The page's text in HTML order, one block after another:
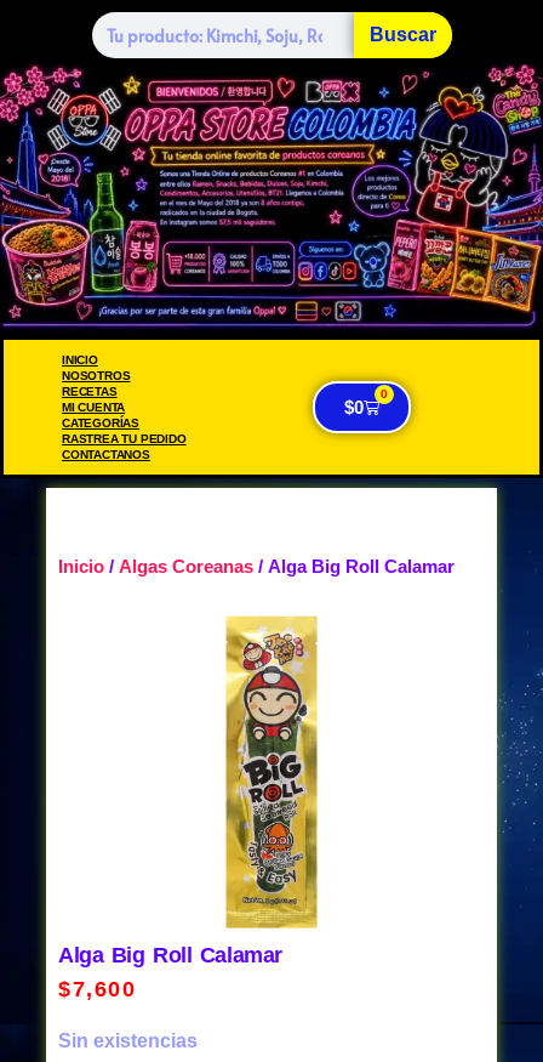
Buscar
INICIO
NOSOTROS
RECETAS
MI CUENTA
CATEGORÍAS
RASTREA TU PEDIDO
CONTACTANOS
$0
0
Inicio / Algas Coreanas / Alga Big Roll Calamar
Alga Big Roll Calamar
$7,600
Sin existencias